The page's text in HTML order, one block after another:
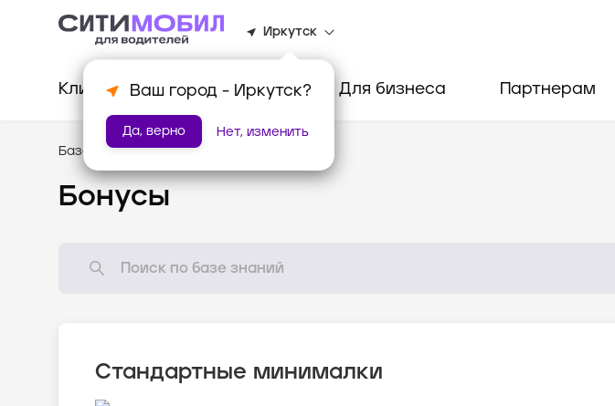
Иркутск
Ваш город - Иркутск?
Да, верно Нет, изменить
Клиентам Водителям Для бизнеса Партнерам
База знаний /Мотивация
Бонусы
Стандартные минималки